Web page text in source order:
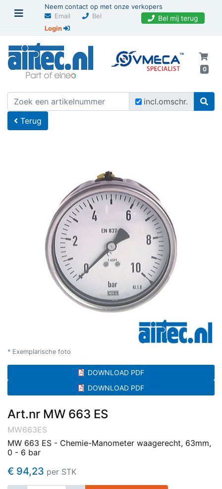
Neem contact op met onze verkopers
Email
Bel Bel mij terug
Login
0
incl.omschr.
U bevindt zich hier Home
Terug
* Exemplarische foto
DOWNLOAD PDF
DOWNLOAD PDF
Art.nr MW 663 ES
MW663ES
MW 663 ES - Chemie-Manometer waagerecht, 63mm,
0 - 6 bar
€ 94,23 per STK